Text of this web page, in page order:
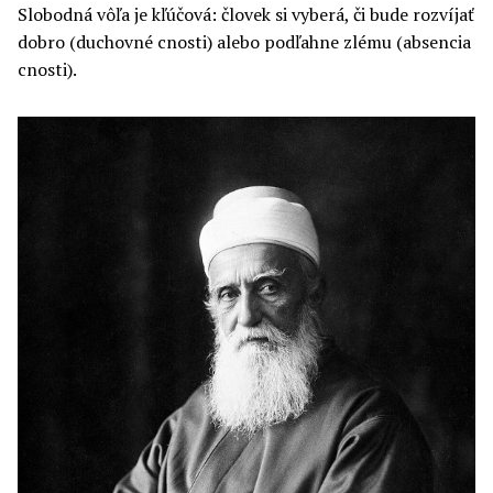
Slobodná vôľa je kľúčová: človek si vyberá, či bude rozvíjať
dobro (duchovné cnosti) alebo podľahne zlému (absencia
cnosti).